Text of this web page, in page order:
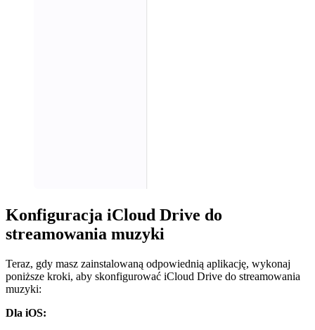
Konfiguracja iCloud Drive do
streamowania muzyki
Teraz, gdy masz zainstalowaną odpowiednią aplikację, wykonaj
poniższe kroki, aby skonfigurować iCloud Drive do streamowania
muzyki:
Dla iOS: